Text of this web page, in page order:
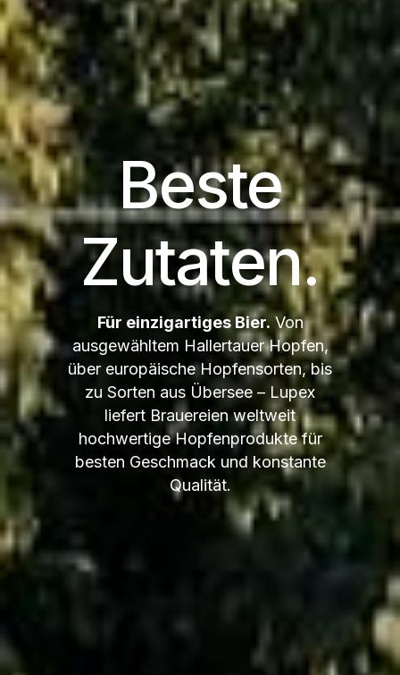
Beste
Zutaten.
Für einzigartiges Bier.Von
ausgewähltem Hallertauer Hopfen,
über europäische Hopfensorten, bis
zu Sorten aus Übersee – Lupex
liefert Brauereien weltweit
hochwertige Hopfenprodukte für
besten Geschmack und konstante
Qualität.